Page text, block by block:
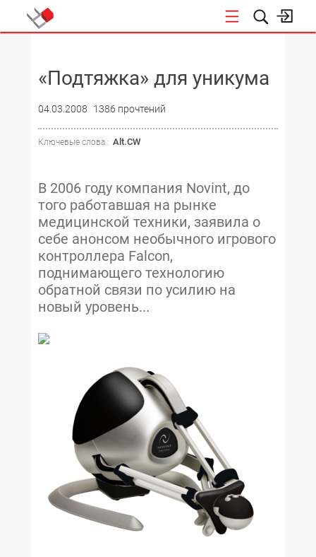
«Подтяжка» для уникума
04.03.2008 1386 прочтений
Ключевые слова : Alt.CW
В 2006 году компания Novint, до
того работавшая на рынке
медицинской техники, заявила о
себе анонсом необычного игрового
контроллера Falcon,
поднимающего технологию
обратной связи по усилию на
новый уровень...